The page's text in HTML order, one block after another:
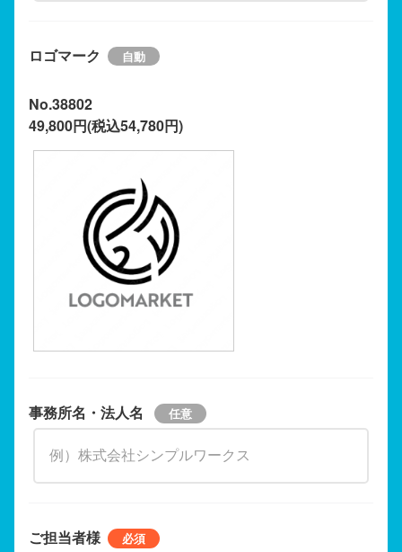
ロゴマーク
No.38802
49,800円(税込54,780円)
事務所名・法人名
ご担当者様